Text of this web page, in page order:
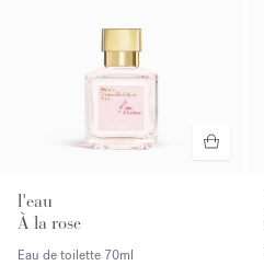
l'eau
À la rose
Eau de toilette 70ml